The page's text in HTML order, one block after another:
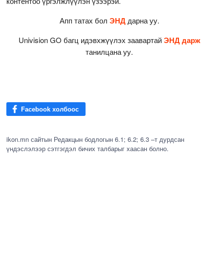
Апп татах бол ЭНДдарна уу.
Univision GO багц идэвхжүүлэх заавартайЭНД дарж
танилцана уу.
Facebook холбоос
ikon.mn сайтын Редакцын бодлогын 6.1; 6.2; 6.3 –т дурдсан
үндэслэлээр сэтгэгдэл бичих талбарыг хаасан болно.